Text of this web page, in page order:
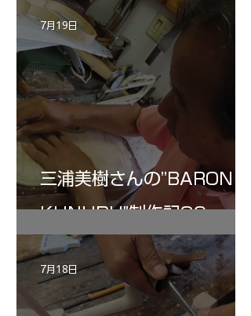
三浦美樹さんの”BARON・
KUNUPU"制作記30
7月19日
7月18日